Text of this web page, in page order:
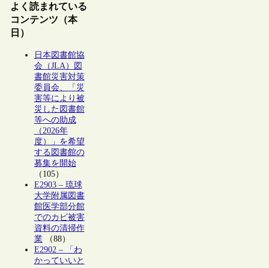
よく読まれている
コンテンツ（本
日）
日本図書館協
会（JLA）図
書館災害対策
委員会、「災
害等により被
災した図書館
等への助成
（2026年
度）」を希望
する図書館の
募集を開始
（105）
E2903 – 琉球
大学附属図書
館医学部分館
でのカビ被害
資料の清掃作
業（88）
E2902 – 「わ
かっていいと